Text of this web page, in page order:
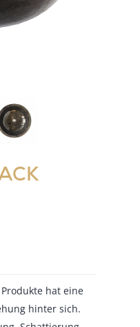
hat eine
hinter sich.